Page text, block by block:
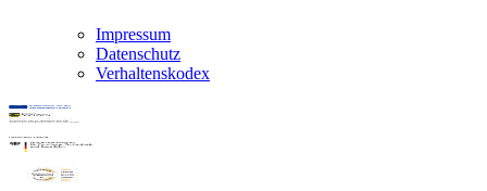
Impressum
Datenschutz
Verhaltenskodex